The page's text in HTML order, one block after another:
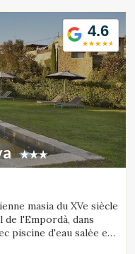
4.6
masia du XVe siècle
l'Empordà, dans
piscine d'eau salée et